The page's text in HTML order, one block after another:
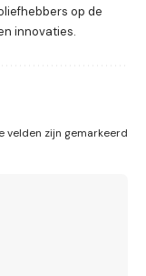
op de
innovaties.
velden zijn gemarkeerd